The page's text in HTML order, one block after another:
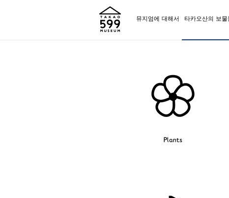
뮤지엄에 대해서 타카오산의 보물
Plants